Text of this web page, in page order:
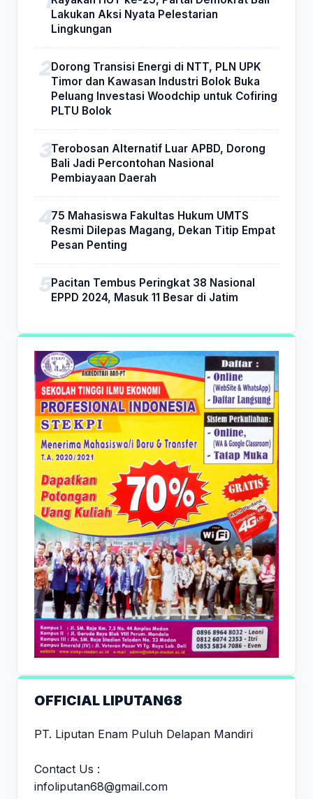
Lakukan Aksi Nyata Pelestarian
Lingkungan
Dorong Transisi Energi di NTT, PLN UPK
Timor dan Kawasan Industri Bolok Buka
Peluang Investasi Woodchip untuk Cofiring
PLTU Bolok
Terobosan Alternatif Luar APBD, Dorong
Bali Jadi Percontohan Nasional
Pembiayaan Daerah
75 Mahasiswa Fakultas Hukum UMTS
Resmi Dilepas Magang, Dekan Titip Empat
Pesan Penting
Pacitan Tembus Peringkat 38 Nasional
EPPD 2024, Masuk 11 Besar di Jatim
OFFICIAL LIPUTAN68
PT. Liputan Enam Puluh Delapan Mandiri
Contact Us :
infoliputan68@gmail.com